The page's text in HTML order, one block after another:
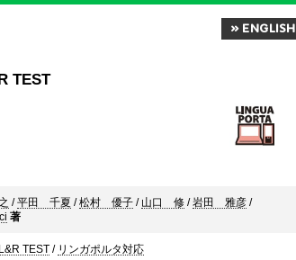
» ENGLISH
TEST
/平田 千夏 /松村 優子 / 山口 修 /岩田 雅彦 /
著
TEST / リンガポルタ対応